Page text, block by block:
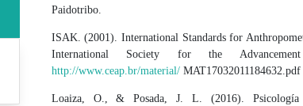
Paidotribo.
ISAK. (2001). International Standards for
International Society for the
http://www.ceap.br/material/MAT17032011184632.pdf
Loaiza, O., & Posada, J. L. (2016). Psicología